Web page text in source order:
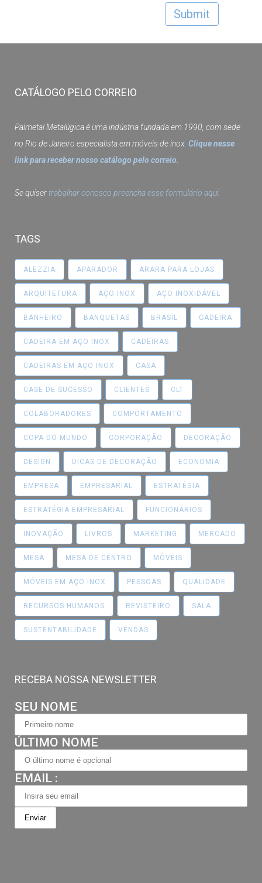
CATÁLOGO PELO CORREIO
Palmetal Metalúgica é uma indústria fundada em 1990, com sede
no Rio de Janeiro especialista em móveis de inox. Clique nesse
link para receber nosso catálogo pelo correio.
Se quisertrabalhar conosco preencha esse formulário aqui.
TAGS
ALEZZIA APARADOR ARARA PARA LOJAS
ARQUITETURA AÇO INOX AÇO INOXIDÁVEL
BANHEIRO BANQUETAS BRASIL CADEIRA
CADEIRA EM AÇO INOX CADEIRAS
CADEIRAS EM AÇO INOX CASA
CASE DE SUCESSO CLIENTES CLT
COLABORADORES COMPORTAMENTO
COPA DO MUNDO CORPORAÇÃO DECORAÇÃO
DESIGN DICAS DE DECORAÇÃO ECONOMIA
EMPRESA EMPRESARIAL ESTRATÉGIA
ESTRATÉGIA EMPRESARIAL FUNCIONÁRIOS
INOVAÇÃO LIVROS MARKETING MERCADO
MESA MESA DE CENTRO MÓVEIS
MÓVEIS EM AÇO INOX PESSOAS QUALIDADE
RECURSOS HUMANOS REVISTEIRO SALA
SUSTENTABILIDADE VENDAS
RECEBA NOSSA NEWSLETTER
SEU NOME
ÚLTIMO NOME
EMAIL :